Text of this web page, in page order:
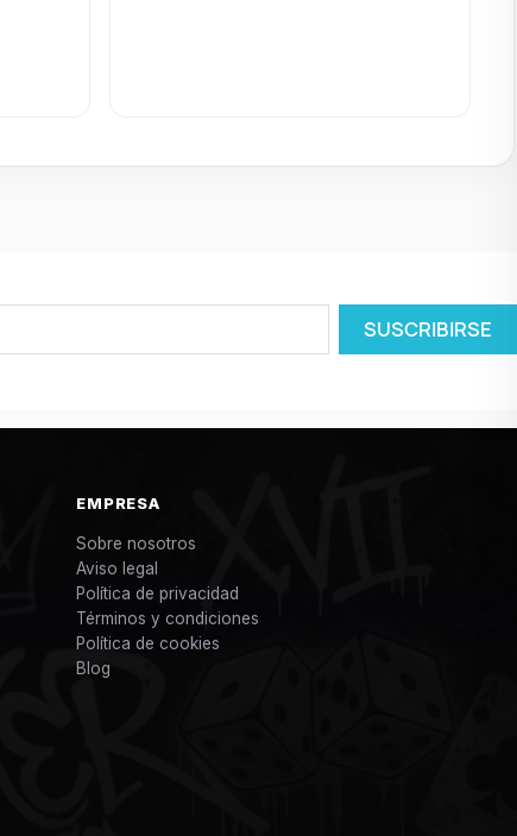
EMPRESA
Sobre nosotros
Aviso legal
Política de privacidad
Términos y condiciones
Política de cookies
Blog